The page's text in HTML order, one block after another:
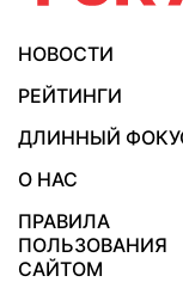
НОВОСТИ
РЕЙТИНГИ
ДЛИННЫЙ
О НАС
ПРАВИЛА
ПОЛЬЗОВАНИЯ
САЙТОМ